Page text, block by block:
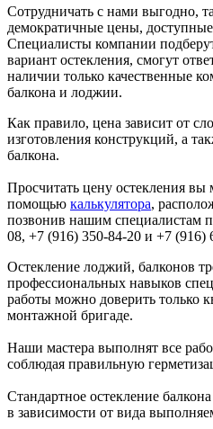
Сотрудничать с нами выгодно,
демократичные цены,
Специалисты компании
вариант остекления, смогут
наличии только качественные
балкона и лоджии.
Как правило, цена зависит от
изготовления конструкций, а
балкона.
Просчитать цену остекления вы
помощью калькулятора,
позвонив нашим специалистам
08, +7 (916) 350-84-20 и +7 (916)
Остекление лоджий, балконов
профессиональных навыков
работы можно доверить только
монтажной бригаде.
Наши мастера выполнят все
соблюдая правильную
Стандартное остекление
в зависимости от вида